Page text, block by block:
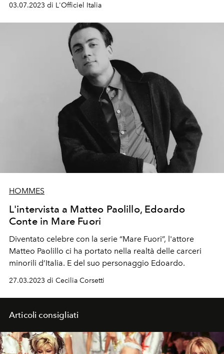
03.07.2023 di L'Officiel Italia
HOMMES
L'intervista a Matteo Paolillo, Edoardo
Conte in Mare Fuori
Diventato celebre con la serie “Mare Fuori”, l'attore
Matteo Paolillo ci ha portato nella realtà delle carceri
minorili d’Italia. E del suo personaggio Edoardo.
27.03.2023 di Cecilia Corsetti
Articoli consigliati